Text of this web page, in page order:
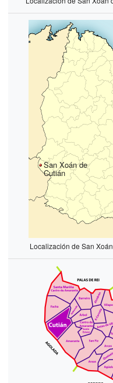
San Xoán de
Cutián
Localización de San